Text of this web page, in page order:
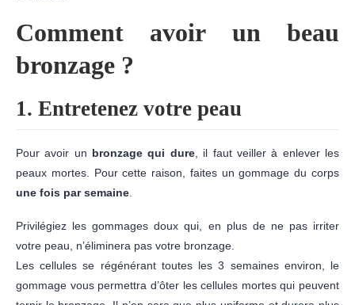
Comment avoir un beau
bronzage ?
1. Entretenez votre peau
Pour avoir un bronzage qui dure, il faut veiller à enlever les
peaux mortes. Pour cette raison, faites un gommage du corps
une fois par semaine
Privilégiez les gommages doux qui, en plus de ne pas irriter
votre peau, n’éliminera pas votre bronzage.
Les cellules se régénérant toutes les 3 semaines environ, le
gommage vous permettra d’ôter les cellules mortes qui peuvent